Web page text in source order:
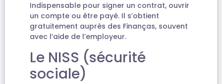
Indispensable pour signer un contrat, ouvrir
un compte ou être payé. Il s’obtient
gratuitement auprès des Finanças, souvent
avec l’aide de l’employeur.
Le NISS (sécurité
sociale)